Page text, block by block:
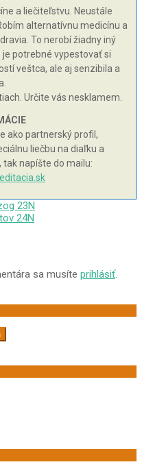
a liečiteľstvu. Neustále
alternatívnu medicínu a
To nerobí žiadny iný
potrebné vypestovať si
veštca, ale aj senzibila a
Určite vás nesklamem.
ako partnerský profil,
liečbu na diaľku a
napíšte do mailu:
23N
24N
sa musíte prihlásiť.